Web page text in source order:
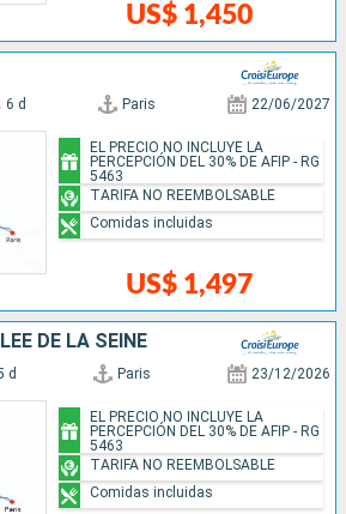
US$ 1,450
6 d Paris 22/06/2027
US$ 1,497
EL PRECIO NO INCLUYE LA
PERCEPCIÓN DEL 30% DE AFIP - RG
5463
TARIFA NO REEMBOLSABLE
Comidas incluidas
DE LA SEINE
d Paris 23/12/2026
EL PRECIO NO INCLUYE LA
PERCEPCIÓN DEL 30% DE AFIP - RG
5463
TARIFA NO REEMBOLSABLE
Comidas incluidas